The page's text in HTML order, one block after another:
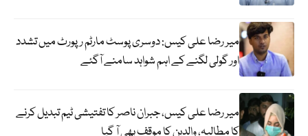
میر رضا علی کیس: دوسری پوسٹ مارٹم رپورٹ میں تشدد
اور گولی لگنے کے اہم شواہد سامنے آگئے
میر رضا علی کیس، جبران ناصر کا تفتیشی ٹیم تبدیل کرنے
کا مطالبہ، والدین کا موقف بھی آ گیا